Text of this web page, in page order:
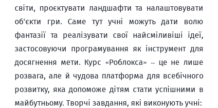
світи, проєктувати ландшафти та налаштовувати
об'єкти гри. Саме тут учні можуть дати волю
фантазії та реалізувати свої найсміливіші ідеї,
застосовуючи програмування як інструмент для
досягнення мети. Курс «Роблокса» – це не лише
розвага, але й чудова платформа для всебічного
розвитку, яка допоможе дітям стати успішними в
майбутньому. Творчі завдання, які виконують учні: